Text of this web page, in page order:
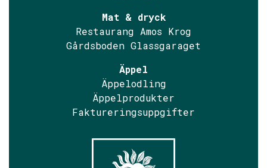
Mat & dryck
Restaurang Amos Krog
Gårdsboden Glassgaraget
Äppel
Äppelodling
Äppelprodukter
Faktureringsuppgifter